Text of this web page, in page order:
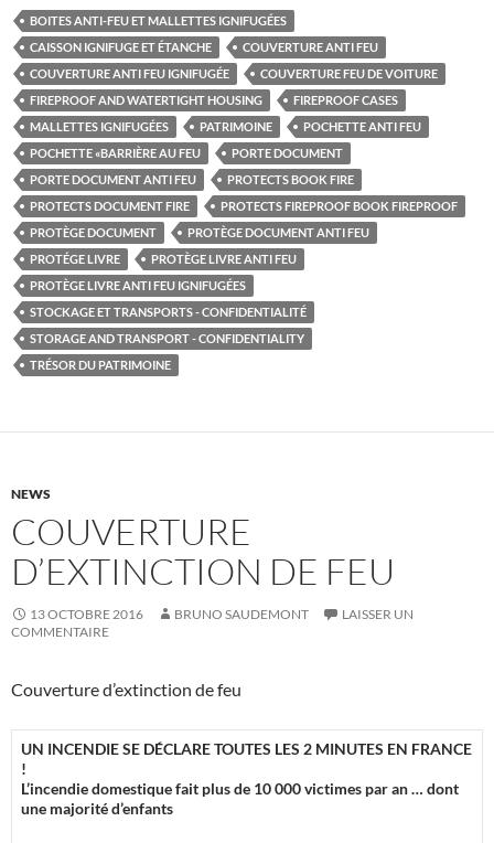
BOITES ANTI-FEU ET MALLETTES IGNIFUGÉES
CAISSON IGNIFUGE ET ÉTANCHE
COUVERTURE ANTI FEU
COUVERTURE ANTI FEU IGNIFUGÉE
COUVERTURE FEU DE VOITURE
FIREPROOF AND WATERTIGHT HOUSING
FIREPROOF CASES
MALLETTES IGNIFUGÉES
PATRIMOINE
POCHETTE ANTI FEU
POCHETTE «BARRIÈRE AU FEU
PORTE DOCUMENT
PORTE DOCUMENT ANTI FEU
PROTECTS BOOK FIRE
PROTECTS DOCUMENT FIRE
PROTECTS FIREPROOF BOOK FIREPROOF
PROTÈGE DOCUMENT
PROTÈGE DOCUMENT ANTI FEU
PROTÉGE LIVRE
PROTÈGE LIVRE ANTI FEU
PROTÈGE LIVRE ANTI FEU IGNIFUGÉES
STOCKAGE ET TRANSPORTS - CONFIDENTIALITÉ
STORAGE AND TRANSPORT - CONFIDENTIALITY
TRÉSOR DU PATRIMOINE
NEWS
COUVERTURE
D’EXTINCTION DE FEU
13 OCTOBRE 2016 BRUNO SAUDEMONT
LAISSER UN
COMMENTAIRE
Couverture d’extinction de feu
UN INCENDIE SE DÉCLARE TOUTES LES 2 MINUTES EN FRANCE
!
L’incendie domestique fait plus de 10 000 victimes par an … dont
une majorité d’enfants